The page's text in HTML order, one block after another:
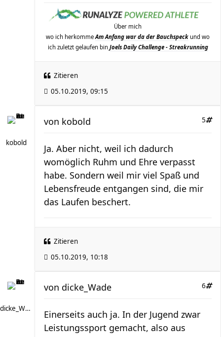
Über mich
wo ich herkommeAm Anfang war da der Bauchspeck und wo
ich zuletzt gelaufen bin Joels Daily Challenge - Streakrunning
Zitieren
05.10.2019, 09:15
kobold
5
von kobold
Ja. Aber nicht, weil ich dadurch
womöglich Ruhm und Ehre verpasst
habe. Sondern weil mir viel Spaß und
Lebensfreude entgangen sind, die mir
das Laufen beschert.
Zitieren
05.10.2019, 10:18
dicke_Wade
6
von dicke_Wade
Einerseits auch ja. In der Jugend zwar
Leistungssport gemacht, also aus